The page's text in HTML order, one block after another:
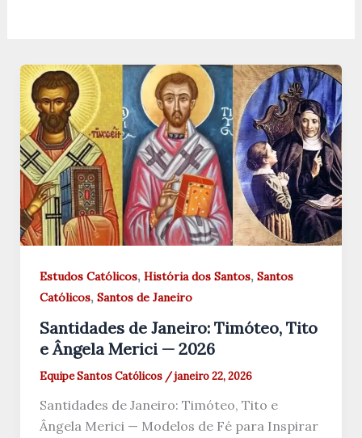
Estudos Católicos, História dos Santos, Santos
Católicos, Santos de Janeiro
Santidades de Janeiro: Timóteo, Tito
e Ângela Merici — 2026
Equipe Santos Católicos /janeiro 22, 2026
Santidades de Janeiro: Timóteo, Tito e
Ângela Merici — Modelos de Fé para Inspirar